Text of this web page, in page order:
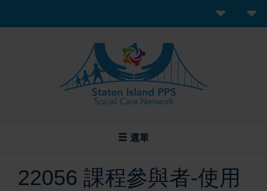
選單
22056 課程參與者-使用